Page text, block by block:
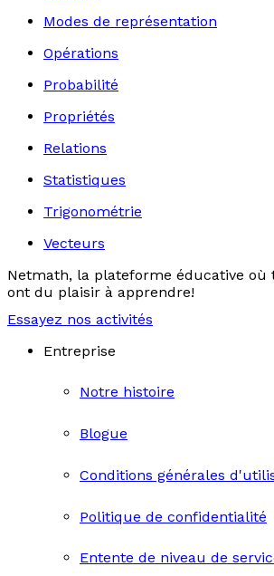
Modes de représentation
Opérations
Probabilité
Propriétés
Relations
Statistiques
Trigonométrie
Vecteurs
Netmath, la plateforme éducative où
ont du plaisir à apprendre!
Essayez nos activités
Entreprise
Notre histoire
Blogue
Conditions générales
Politique de confidentialité
Entente de niveau de